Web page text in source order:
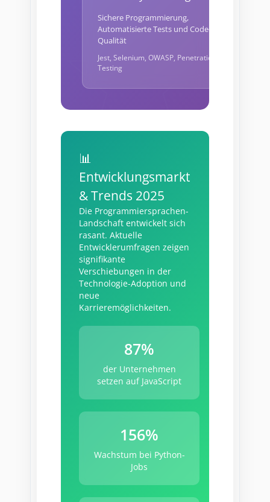
Sichere Programmierung,
Automatisierte Tests und Code-
Qualität
Jest, Selenium, OWASP, Penetration
Testing
📊
Entwicklungsmarkt
& Trends 2025
Die Programmiersprachen-
Landschaft entwickelt sich
rasant. Aktuelle
Entwicklerumfragen zeigen
signifikante
Verschiebungen in der
Technologie-Adoption und
neue
Karrieremöglichkeiten.
87%
der Unternehmen
setzen auf JavaScript
156%
Wachstum bei Python-
Jobs